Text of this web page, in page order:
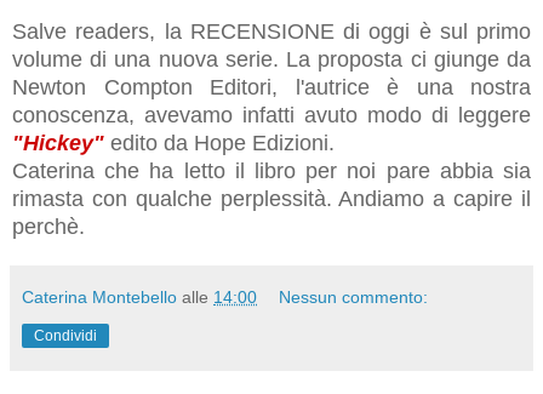
Salve readers, la RECENSIONE di oggi è sul primo
volume di una nuova serie. La proposta ci giunge da
Newton Compton Editori, l'autrice è una nostra
conoscenza, avevamo infatti avuto modo di leggere
"Hickey" edito da Hope Edizioni.
Caterina che ha letto il libro per noi pare abbia sia
rimasta con qualche perplessità. Andiamo a capire il
perchè.
Caterina Montebello alle 14:00 Nessun commento:
Condividi